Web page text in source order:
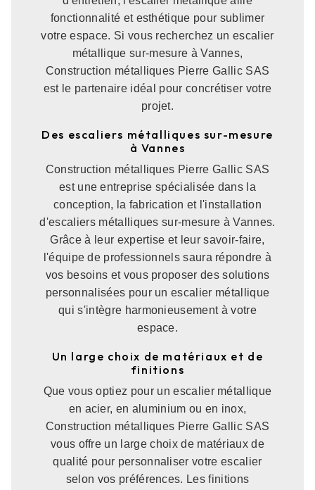
fonctionnalité et esthétique pour sublimer
votre espace. Si vous recherchez un escalier
métallique sur-mesure à Vannes,
Construction métalliques Pierre Gallic SAS
est le partenaire idéal pour concrétiser votre
projet.
Des escaliers métalliques sur-mesure
à Vannes
Construction métalliques Pierre Gallic SAS
est une entreprise spécialisée dans la
conception, la fabrication et l'installation
d'escaliers métalliques sur-mesure à Vannes.
Grâce à leur expertise et leur savoir-faire,
l'équipe de professionnels saura répondre à
vos besoins et vous proposer des solutions
personnalisées pour un escalier métallique
qui s'intègre harmonieusement à votre
espace.
Un large choix de matériaux et de
finitions
Que vous optiez pour un escalier métallique
en acier, en aluminium ou en inox,
Construction métalliques Pierre Gallic SAS
vous offre un large choix de matériaux de
qualité pour personnaliser votre escalier
selon vos préférences. Les finitions